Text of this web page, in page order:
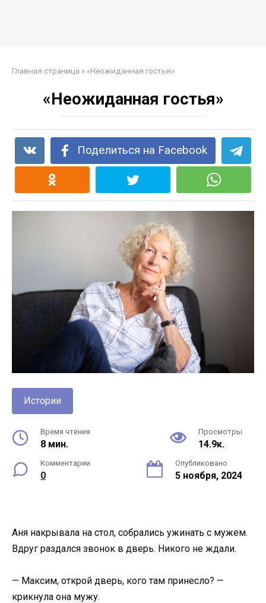
Главная страница » «Неожиданная гостья»
«Неожиданная гостья»
Поделиться на Facebook
Истории
Время чтения
8 мин.
Просмотры
14.9к.
Комментарии
0
Опубликовано
5 ноября, 2024
Аня накрывала на стол, собрались ужинать с мужем.
Вдруг раздался звонок в дверь. Никого не ждали.
— Максим, открой дверь, кого там принесло? —
крикнула она мужу.